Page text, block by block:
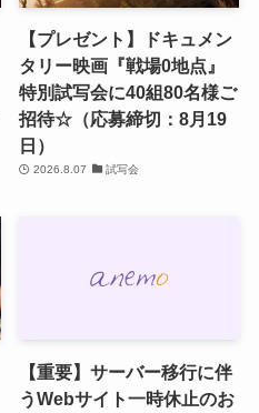
【プレゼント】ドキュメン
タリー映画『戦場0地点』
特別試写会に40組80名様ご
招待☆（応募締切：8月19
日）
2026.8.07 試写会
【重要】サーバー移行に伴
うWebサイト一時休止のお